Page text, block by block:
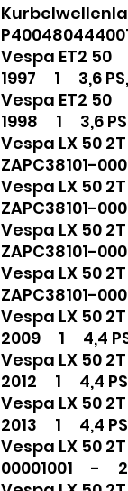
Vespa ET2
1997 1 3,6
Vespa ET2
1998 1 3,6
Vespa LX 50
ZAPC38101-
Vespa LX 50
ZAPC38101-
Vespa LX 50
ZAPC38101-
Vespa LX 50
ZAPC38101-
Vespa LX 50
2009 1 4,4
Vespa LX 50
2012 1 4,4
Vespa LX 50
2013 1 4,4
Vespa LX 50
00001001 -